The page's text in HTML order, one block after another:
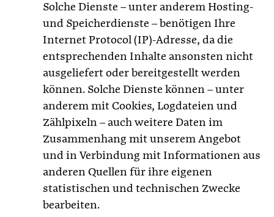
Solche Dienste – unter anderem Hosting-
und Speicherdienste – benötigen Ihre
Internet Protocol (IP)-Adresse, da die
entsprechenden Inhalte ansonsten nicht
ausgeliefert oder bereitgestellt werden
können. Solche Dienste können – unter
anderem mit Cookies, Logdateien und
Zählpixeln – auch weitere Daten im
Zusammenhang mit unserem Angebot
und in Verbindung mit Informationen aus
anderen Quellen für ihre eigenen
statistischen und technischen Zwecke
bearbeiten.